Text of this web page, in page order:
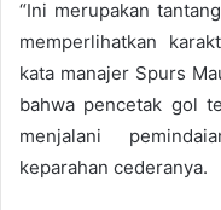
“Ini merupakan
memperlihatkan
kata manajer Spurs
bahwa pencetak gol
menjalani
keparahan cederanya.